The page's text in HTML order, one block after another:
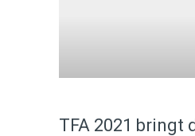
TFA 2021 bringt